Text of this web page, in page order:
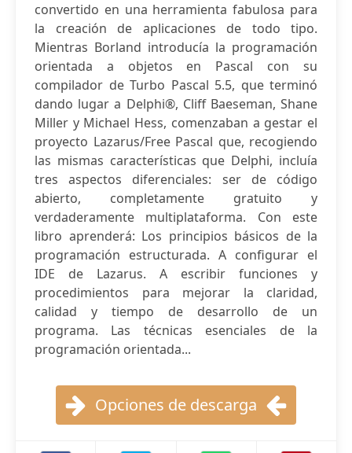
convertido en una herramienta fabulosa para
la creación de aplicaciones de todo tipo.
Mientras Borland introducía la programación
orientada a objetos en Pascal con su
compilador de Turbo Pascal 5.5, que terminó
dando lugar a Delphi®, Cliff Baeseman, Shane
Miller y Michael Hess, comenzaban a gestar el
proyecto Lazarus/Free Pascal que, recogiendo
las mismas características que Delphi, incluía
tres aspectos diferenciales: ser de código
abierto, completamente gratuito y
verdaderamente multiplataforma. Con este
libro aprenderá: Los principios básicos de la
programación estructurada. A configurar el
IDE de Lazarus. A escribir funciones y
procedimientos para mejorar la claridad,
calidad y tiempo de desarrollo de un
programa. Las técnicas esenciales de la
programación orientada...
Opciones de descarga